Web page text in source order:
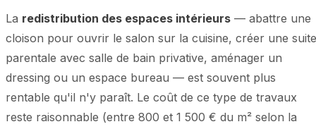
La redistribution des espaces intérieurs — abattre une
cloison pour ouvrir le salon sur la cuisine, créer une suite
parentale avec salle de bain privative, aménager un
dressing ou un espace bureau — est souvent plus
rentable qu'il n'y paraît. Le coût de ce type de travaux
reste raisonnable (entre 800 et 1 500 € du m² selon la